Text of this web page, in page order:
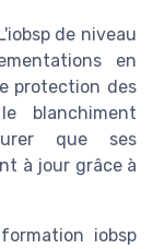
de niveau
en
protection des
blanchiment
que ses
à jour grâce à
iobsp